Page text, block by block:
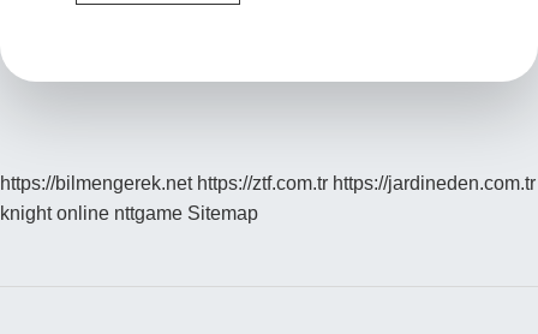
Seviyorum
https://bilmengerek.net https://ztf.com.tr https://jardineden.com.tr
knight online nttgame Sitemap